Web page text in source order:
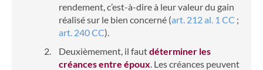
rendement, c’est-à-dire à leur valeur du gain
réalisé sur le bien concerné (art. 212 al. 1 CC ;
art. 240 CC).
Deuxièmement, il fautdéterminer les
créances entre époux. Les créances peuvent